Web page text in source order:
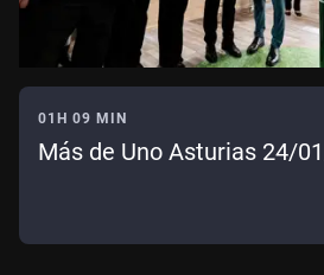
01H 09 MIN
Más de Uno Asturias 24/